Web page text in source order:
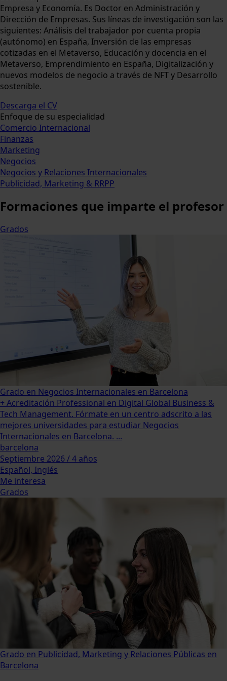
Empresa y Economía. Es Doctor en Administración y
Dirección de Empresas. Sus líneas de investigación son las
siguientes: Análisis del trabajador por cuenta propia
(autónomo) en España, Inversión de las empresas
cotizadas en el Metaverso, Educación y docencia en el
Metaverso, Emprendimiento en España, Digitalización y
nuevos modelos de negocio a través de NFT y Desarrollo
sostenible.
Descarga el CV
Enfoque de su especialidad
Comercio Internacional
Finanzas
Marketing
Negocios
Negocios y Relaciones Internacionales
Publicidad, Marketing & RRPP
Formaciones que imparte el profesor
Grados
Grado en Negocios Internacionales en Barcelona
+ Acreditación Professional en Digital Global Business &
Tech Management. Fórmate en un centro adscrito a las
mejores universidades para estudiar Negocios
Internacionales en Barcelona. ...
barcelona
Septiembre 2026 / 4 años
Español, Inglés
Me interesa
Grados
Grado en Publicidad, Marketing y Relaciones Públicas en
Barcelona